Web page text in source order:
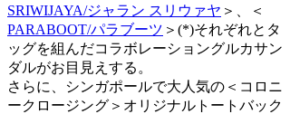
SRIWIJAYA/ジャラン スリウァヤ ＞、＜
PARABOOT/パラブーツ ＞(*)それぞれとタ
ッグを組んだコラボレーショングルカサン
ダルがお目見えする。
さらに、シンガポールで大人気の＜コロニ
ークロージング＞オリジナルトートバック